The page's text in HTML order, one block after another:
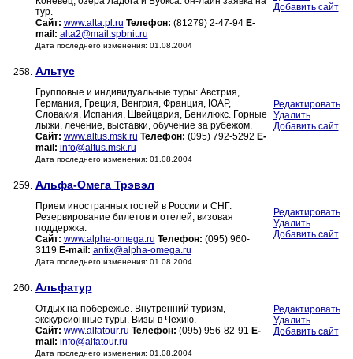
тур.
Сайт: www.alta.pl.ru Телефон: (81279) 2-47-94 E-
mail: alta2@mail.spbnit.ru
Дата последнего изменения: 01.08.2004
Добавить сайт
258. Альтус
Групповые и индивидуальные туры: Австрия,
Германия, Греция, Венгрия, Франция, ЮАР,
Словакия, Испания, Швейцария, Бенилюкс. Горные
лыжи, лечение, выставки, обучение за рубежом.
Сайт: www.altus.msk.ru Телефон: (095) 792-5292 E-
mail: info@altus.msk.ru
Дата последнего изменения: 01.08.2004
Редактировать
Удалить
Добавить сайт
259. Альфа-Омега Трэвэл
Прием иностранных гостей в России и СНГ.
Резервирование билетов и отелей, визовая
поддержка.
Сайт: www.alpha-omega.ru Телефон: (095) 960-
3119 E-mail: antix@alpha-omega.ru
Дата последнего изменения: 01.08.2004
Редактировать
Удалить
Добавить сайт
260. Альфатур
Отдых на побережье. Внутренний туризм,
экскурсионные туры. Визы в Чехию.
Сайт: www.alfatour.ru Телефон: (095) 956-82-91 E-
mail: info@alfatour.ru
Дата последнего изменения: 01.08.2004
Редактировать
Удалить
Добавить сайт